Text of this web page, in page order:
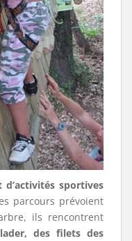
sportives
parcours prévoient
ils rencontrent
des filets des